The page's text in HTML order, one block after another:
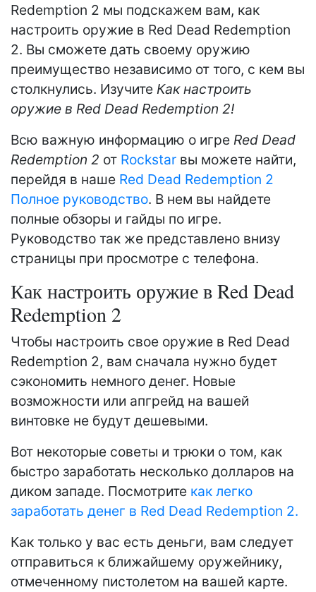
Redemption 2 мы подскажем вам, как
настроить оружие в Red Dead Redemption
2. Вы сможете дать своему оружию
преимущество независимо от того, с кем вы
столкнулись. Изучите Как настроить
оружие в Red Dead Redemption 2!
Всю важную информацию о игре Red Dead
Redemption 2 от Rockstar вы можете найти,
перейдя в наше Red Dead Redemption 2
Полное руководство. В нем вы найдете
полные обзоры и гайды по игре.
Руководство так же представлено внизу
страницы при просмотре с телефона.
Как настроить оружие в Red Dead
Redemption 2
Чтобы настроить свое оружие в Red Dead
Redemption 2, вам сначала нужно будет
сэкономить немного денег. Новые
возможности или апгрейд на вашей
винтовке не будут дешевыми.
Вот некоторые советы и трюки о том, как
быстро заработать несколько долларов на
диком западе. Посмотрите как легко
заработать денег в Red Dead Redemption 2.
Как только у вас есть деньги, вам следует
отправиться к ближайшему оружейнику,
отмеченному пистолетом на вашей карте.